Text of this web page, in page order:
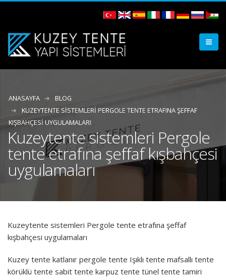
ANASAYFA
BLOG
KUZEYTENTE SISTEMLERI PERGOLE TENTE ETRAFINA ŞEFFAF
KIŞBAHÇESI UYGULAMALARI
Kuzeytente sistemleri Pergole
tente etrafına şeffaf kışbahçesi
uygulamaları
Kuzeytente sistemleri Pergole tente etrafına şeffaf
kışbahçesi uygulamaları
Kuzey tente katlanır pergole tente Işıklı tente mafsallı tente
körüklü tente sabit tente karpuz tente tünel tente tamiri